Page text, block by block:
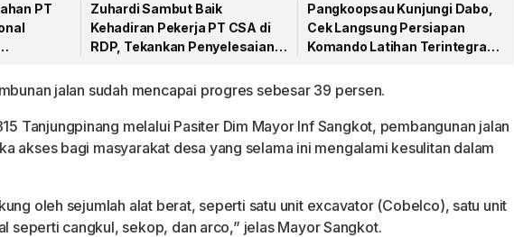
PT
Zuhardi Sambut Baik
Kehadiran Pekerja PT CSA di
RDP, Tekankan Penyelesaian
Pangkoopsau Kunjungi Dabo,
Cek Langsung Persiapan
Komando Latihan Terintegrasi
jalan sudah mencapai progres sebesar 39 persen.
Tanjungpinang melalui Pasiter Dim Mayor Inf Sangkot, pembangunan jalan
akses bagi masyarakat desa yang selama ini mengalami kesulitan dalam
oleh sejumlah alat berat, seperti satu unit excavator (Cobelco), satu unit
seperti cangkul, sekop, dan arco,” jelas Mayor Sangkot.